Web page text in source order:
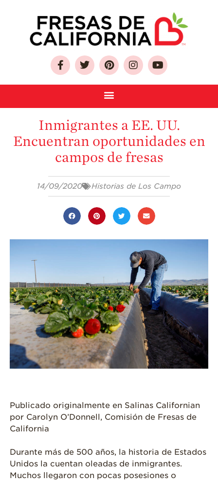
Quien Somos
Como Seleccionar
y Almacenar
Fresas
Frecuentes
Salud y Bienestar
¿Qué Contiene
¡Disfrute 8-al-día!
Para Profesionales
de Salud
Recetas
¡Come Más Snacks!
Postres
Smoothies y
Bebidas
Platillo Principal
Historias de
Agricultores
Inmigrantes a EE. UU.
Encuentran oportunidades en
campos de fresas
14/09/2020 Historias de Los Campo
Publicado originalmente en Salinas Californian
por Carolyn O’Donnell, Comisión de Fresas de
California
Durante más de 500 años, la historia de Estados
Unidos la cuentan oleadas de inmigrantes.
Muchos llegaron con pocas posesiones o